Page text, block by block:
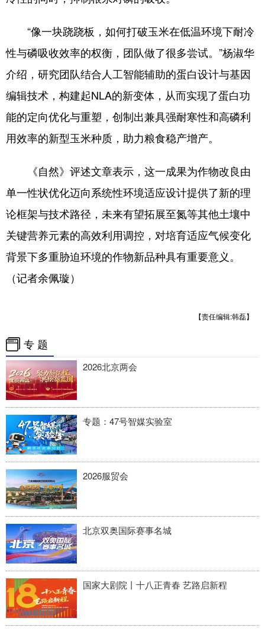
“像一块跷跷板，如何打破玉米在低温环境下耐冷
性与磷吸收效率的权衡，团队做了很多尝试。”杨淑华
介绍，研究团队结合人工智能辅助的蛋白设计与基因
编辑技术，构建起NLA的新变体，从而实现了蛋白功
能的定向优化与重塑，创制出兼具强耐寒性和高磷利
用效率的新型玉米种质，助力粮食稳产增产。
《自然》评述文章表示，这一成果为作物改良由
单一性状优化迈向系统性环境适应设计提供了新的理
论框架与技术路径，未来有望拓展至氮等其他土壤中
关键营养元素的高效利用调控，对培育适应气候变化
背景下多重胁迫环境的作物新品种具有重要意义。
（记者余佩璇）
【责任编辑:韩磊】
专 题
2026北京两会
专题：47号智媒实验室
2026服贸会
北京双奥国际赛事名城
国家大剧院丨十八正青春 艺路启新程